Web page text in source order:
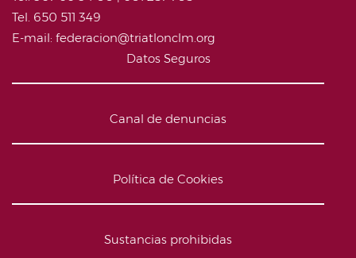
Tel. 650 511 349
E-mail: federacion@triatlonclm.org
Datos Seguros
Canal de denuncias
Política de Cookies
Sustancias prohibidas